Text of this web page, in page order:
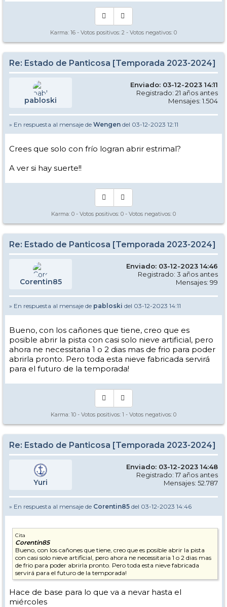
Karma: 16 - Votos positivos: 2 - Votos negativos: 0
Re: Estado de Panticosa [Temporada 2023-2024]
pabloski
Enviado: 03-12-2023 14:11
Registrado: 21 años antes
Mensajes: 1.504
» En respuesta al mensaje de Wengen del 03-12-2023 12:11
Crees que solo con frío logran abrir estrimal?
A ver si hay suerte!!
Karma: 0 - Votos positivos: 0 - Votos negativos: 0
Re: Estado de Panticosa [Temporada 2023-2024]
Corentin85
Enviado: 03-12-2023 14:46
Registrado: 3 años antes
Mensajes: 99
» En respuesta al mensaje de pabloski del 03-12-2023 14:11
Bueno, con los cañones que tiene, creo que es
posible abrir la pista con casi solo nieve artificial, pero
ahora ne necessitaria 1 o 2 dias mas de frio para poder
abrirla pronto. Pero toda esta nieve fabricada servirá
para el futuro de la temporada!
Karma: 10 - Votos positivos: 1 - Votos negativos: 0
Re: Estado de Panticosa [Temporada 2023-2024]
Yuri
Enviado: 03-12-2023 14:48
Registrado: 17 años antes
Mensajes: 52.787
» En respuesta al mensaje de Corentin85 del 03-12-2023 14:46
Cita
Corentin85
Bueno, con los cañones que tiene, creo que es posible abrir la pista
con casi solo nieve artificial, pero ahora ne necessitaria 1 o 2 dias mas
de frio para poder abrirla pronto. Pero toda esta nieve fabricada
servirá para el futuro de la temporada!
Hace de base para lo que va a nevar hasta el
miércoles